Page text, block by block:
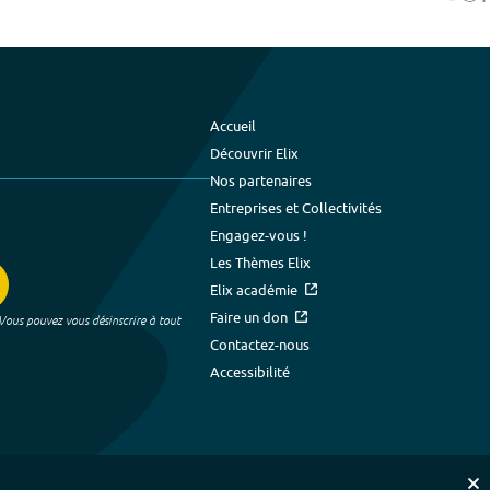
pouvez vous désinscrire à tout
Accueil
Découvrir Elix
Nos partenaires
Entreprises et Collectivités
Engagez-vous !
Les Thèmes Elix
Elix académie
Faire un don
Contactez-nous
Accessibilité